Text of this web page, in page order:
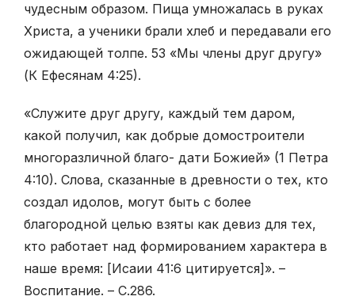
чудесным образом. Пища умножалась в руках
Христа, а ученики брали хлеб и передавали его
ожидающей толпе. 53 «Мы члены друг другу»
(К Ефесянам 4:25).
«Служите друг другу, каждый тем даром,
какой получил, как добрые домостроители
многоразличной благо- дати Божией» (1 Петра
4:10). Слова, сказанные в древности о тех, кто
создал идолов, могут быть с более
благородной целью взяты как девиз для тех,
кто работает над формированием характера в
наше время: [Исаии 41:6 цитируется]». –
Воспитание. – С.286.